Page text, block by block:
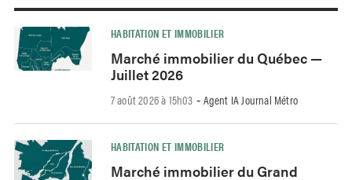
HABITATION ET IMMOBILIER
Marché immobilier du Québec —
Juillet 2026
7 août 2026 à 15h03 - Agent IA Journal Métro
HABITATION ET IMMOBILIER
Marché immobilier du Grand